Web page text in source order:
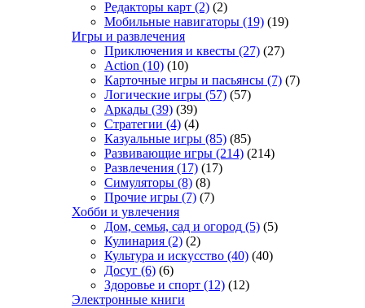
Редакторы карт (2) (2)
Мобильные навигаторы (19) (19)
Игры и развлечения
Приключения и квесты (27) (27)
Action (10) (10)
Карточные игры и пасьянсы (7) (7)
Логические игры (57) (57)
Аркады (39) (39)
Стратегии (4) (4)
Казуальные игры (85) (85)
Развивающие игры (214) (214)
Развлечения (17) (17)
Симуляторы (8) (8)
Прочие игры (7) (7)
Хобби и увлечения
Дом, семья, сад и огород (5) (5)
Кулинария (2) (2)
Культура и искусство (40) (40)
Досуг (6) (6)
Здоровье и спорт (12) (12)
Электронные книги